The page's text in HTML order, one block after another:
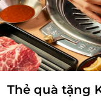
Thẻ quà tặng